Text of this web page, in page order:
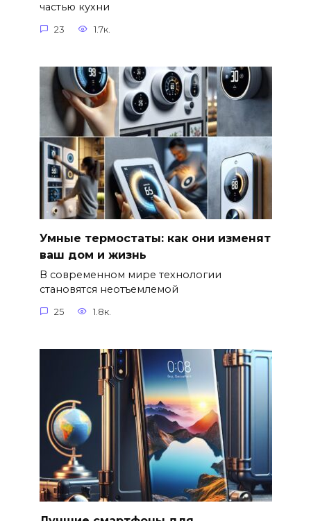
частью кухни
23 1.7к.
Умные термостаты: как они изменят
ваш дом и жизнь
В современном мире технологии
становятся неотъемлемой
25 1.8к.